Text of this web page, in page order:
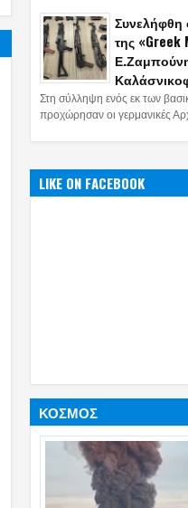
Συνελήφθη
της «Greek
Στη σύλληψη ενός εκ των
προχώρησαν οι γερμανικές
LIKE ON FACEBOOK
ΚΟΣΜΟΣ